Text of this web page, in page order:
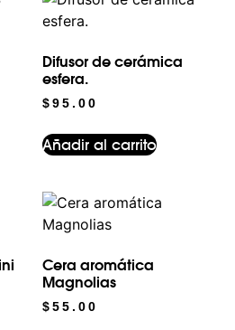
Difusor de cerámica
esfera.
$ 95.00
Añadir al carrito
Cera aromática
Magnolias
$ 55.00